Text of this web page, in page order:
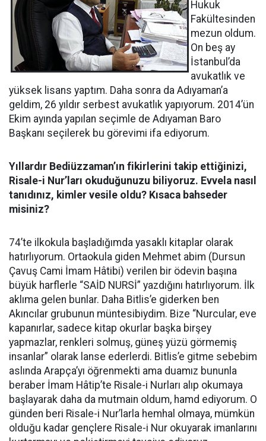
Hukuk
Fakültesinden
mezun oldum.
On beş ay
İstanbul’da
avukatlık ve
yüksek lisans yaptım. Daha sonra da Adıyaman’a
geldim, 26 yıldır serbest avukatlık yapıyorum. 2014’ün
Ekim ayında yapılan seçimle de Adıyaman Baro
Başkanı seçilerek bu görevimi ifa ediyorum.
Yıllardır Bediüzzaman’ın fikirlerini takip ettiğinizi,
Risale-i Nur’ları okuduğunuzu biliyoruz. Evvela nasıl
tanıdınız, kimler vesile oldu? Kısaca bahseder
misiniz?
74’te ilkokula başladığımda yasaklı kitaplar olarak
hatırlıyorum. Ortaokula giden Mehmet abim (Dursun
Çavuş Cami İmam Hâtibi) verilen bir ödevin başına
büyük harflerle “SAİD NURSİ” yazdığını hatırlıyorum. İlk
aklıma gelen bunlar. Daha Bitlis’e giderken ben
Akıncılar grubunun müntesibiydim. Bize “Nurcular, eve
kapanırlar, sadece kitap okurlar başka birşey
yapmazlar, renkleri solmuş, güneş yüzü görmemiş
insanlar” olarak lanse ederlerdi. Bitlis’e gitme sebebim
aslında Arapça’yı öğrenmekti ama duamız bununla
beraber İmam Hâtip’te Risale-i Nurları alıp okumaya
başlayarak daha da mutmain oldum, hamd ediyorum. O
günden beri Risale-i Nur’larla hemhal olmaya, mümkün
olduğu kadar gençlere Risale-i Nur okuyarak imanlarını